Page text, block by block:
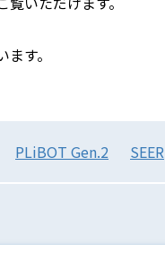
す。
PLiBOT Gen.2 SEER